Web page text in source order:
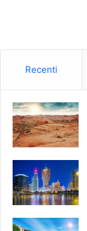
Recenti